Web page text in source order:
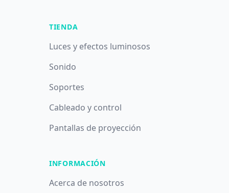
TIENDA
Luces y efectos luminosos
Sonido
Soportes
Cableado y control
Pantallas de proyección
INFORMACIÓN
Acerca de nosotros